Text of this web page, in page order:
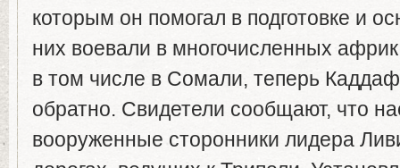
которым он помогал в подготовке и
них воевали в многочисленных
в том числе в Сомали, теперь
обратно. Свидетели сообщают, что
вооруженные сторонники лидера